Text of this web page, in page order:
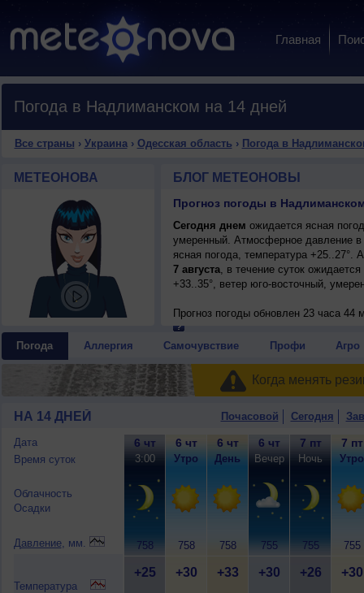
Главная
Погода в Надлиманском на 14 дней
Все страны › Украина› Одесская область › Погода в
МЕТЕОНОВА БЛОГ МЕТЕОНОВЫ
Прогноз погоды в
Сегодня днем ожидается ясная
умеренный. Атмосферное давление
ясная погода, температура
7 августа, в течение суток
+33..35°, ветер юго-восточный,
Прогноз погоды обновлен 23 часа 44
Погода Аллергия Самочувствие Профи Агро
Когда менять
НА 14 ДНЕЙ Почасовой Сегодня
Дата
Время суток
Облачность
Осадки
Давление, мм.
Температура
6 чт
3:00
758
+25
6 чт
Утро
758
+30
6 чт
День
758
+33
6 чт
Вечер
755
+30
7 пт
Ночь
755
+26
7 пт
Утро
755
+30